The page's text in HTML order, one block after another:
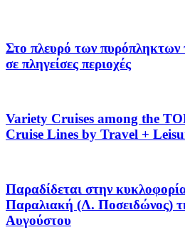
Στο πλευρό των
σε πληγείσες περιοχές
Variety Cruises among the
Cruise Lines by Travel +
Παραδίδεται στην
Παραλιακή (Λ. Ποσειδώνος)
Αυγούστου